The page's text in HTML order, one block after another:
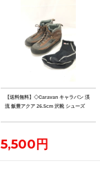
【送料無料】◇Caravan キャラバン 渓
流 飯豊アクア 26.5cm 沢靴 シューズ
5,500円